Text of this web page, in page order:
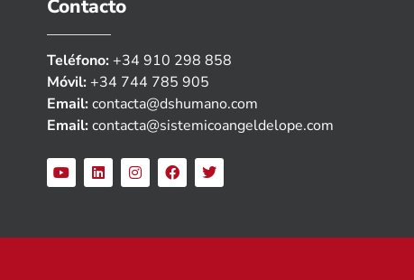
Contacto
Teléfono: +34 910 298 858
Móvil: +34 744 785 905
Email: contacta@dshumano.com
Email: contacta@sistemicoangeldelope.com